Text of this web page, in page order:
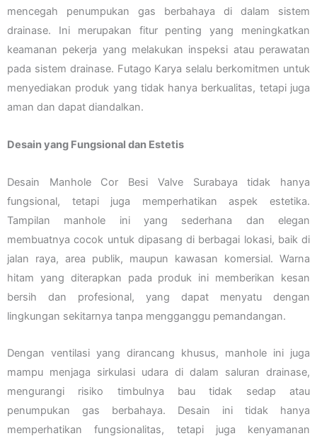
mencegah penumpukan gas berbahaya di dalam sistem
drainase. Ini merupakan fitur penting yang meningkatkan
keamanan pekerja yang melakukan inspeksi atau perawatan
pada sistem drainase. Futago Karya selalu berkomitmen untuk
menyediakan produk yang tidak hanya berkualitas, tetapi juga
aman dan dapat diandalkan.
Desain yang Fungsional dan Estetis
Desain Manhole Cor Besi Valve Surabaya tidak hanya
fungsional, tetapi juga memperhatikan aspek estetika.
Tampilan manhole ini yang sederhana dan elegan
membuatnya cocok untuk dipasang di berbagai lokasi, baik di
jalan raya, area publik, maupun kawasan komersial. Warna
hitam yang diterapkan pada produk ini memberikan kesan
bersih dan profesional, yang dapat menyatu dengan
lingkungan sekitarnya tanpa mengganggu pemandangan.
Dengan ventilasi yang dirancang khusus, manhole ini juga
mampu menjaga sirkulasi udara di dalam saluran drainase,
mengurangi risiko timbulnya bau tidak sedap atau
penumpukan gas berbahaya. Desain ini tidak hanya
memperhatikan fungsionalitas, tetapi juga kenyamanan